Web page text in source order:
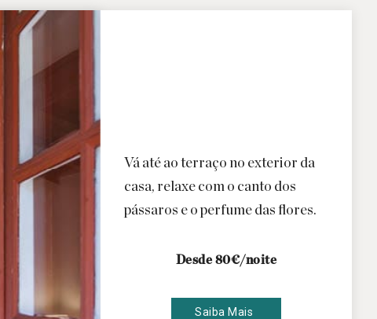
Vá até ao terraço no exterior da
casa, relaxe com o canto dos
pássaros e o perfume das flores.
Desde 80€/noite
Saiba Mais